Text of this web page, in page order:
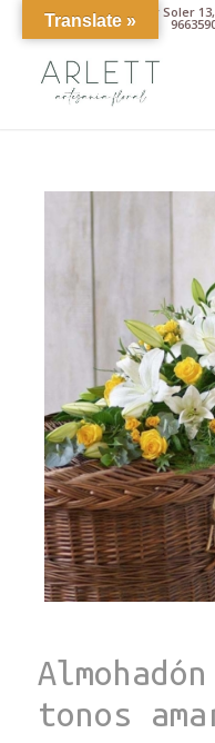
Av. Pintor Xavier Soler
tonos
Translate »